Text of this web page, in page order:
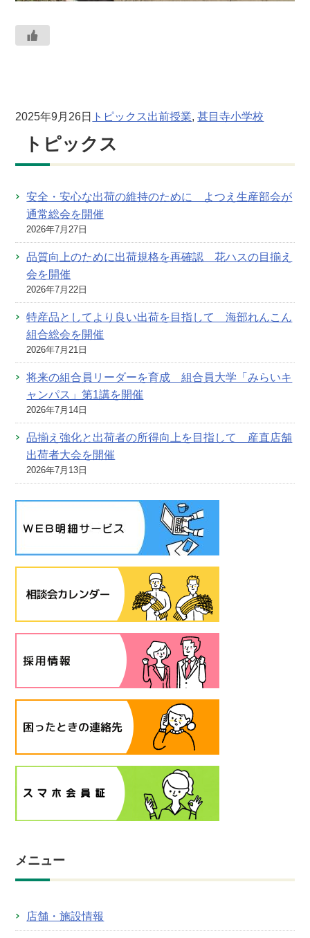
2025年9月26日 トピックス 出前授業, 甚目寺小学校
トピックス
安全・安心な出荷の維持のために よつえ生産部会が
通常総会を開催
2026年7月27日
品質向上のために出荷規格を再確認 花ハスの目揃え
会を開催
2026年7月22日
特産品としてより良い出荷を目指して 海部れんこん
組合総会を開催
2026年7月21日
将来の組合員リーダーを育成 組合員大学「みらいキ
ャンパス」第1講を開催
2026年7月14日
品揃え強化と出荷者の所得向上を目指して 産直店舗
出荷者大会を開催
2026年7月13日
メニュー
店舗・施設情報